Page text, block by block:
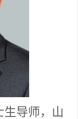
生导师，山